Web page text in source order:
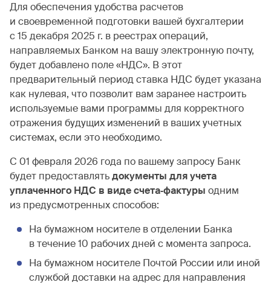
Для обеспечения удобства расчетов
и своевременной подготовки вашей бухгалтерии
с 15 декабря 2025 г. в реестрах операций,
направляемых Банком на вашу электронную почту,
будет добавлено поле «НДС». В этот
предварительный период ставка НДС будет указана
как нулевая, что позволит вам заранее настроить
используемые вами программы для корректного
отражения будущих изменений в ваших учетных
системах, если это необходимо.
С 01 февраля 2026 года по вашему запросу Банк
будет предоставлятьдокументы для учета
уплаченного НДС в виде счета‐фактуры одним
из предусмотренных способов:
На бумажном носителе в отделении Банка
в течение 10 рабочих дней с момента запроса.
На бумажном носителе Почтой России или иной
службой доставки на адрес для направления